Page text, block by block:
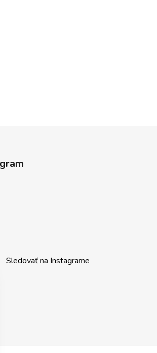
Sledovať na Instagrame